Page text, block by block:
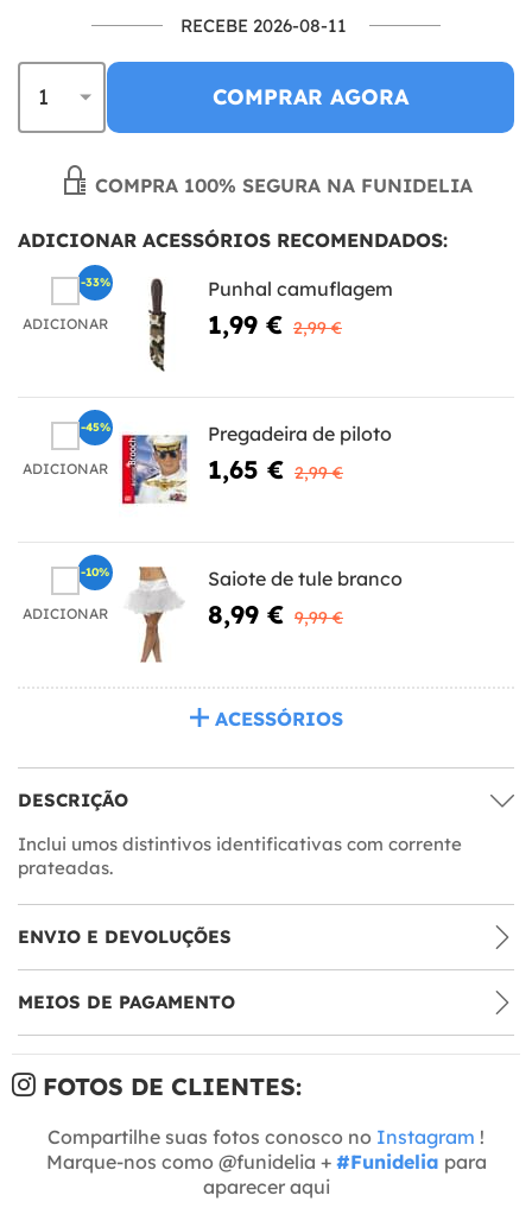
RECEBE 2026-08-11
COMPRAR AGORA
COMPRA 100% SEGURA NA FUNIDELIA
ADICIONAR ACESSÓRIOS RECOMENDADOS:
ADICIONAR
Punhal camuflagem
1,99 € 2,99 €
-33%
ADICIONAR
Pregadeira de piloto
1,65 € 2,99 €
-45%
ADICIONAR
Saiote de tule branco
8,99 € 9,99 €
-10%
ACESSÓRIOS
DESCRIÇÃO
Inclui umos distintivos identificativas com corrente
prateadas.
ENVIO E DEVOLUÇÕES
MEIOS DE PAGAMENTO
FOTOS DE CLIENTES:
Compartilhe suas fotos conosco no Instagram !
Marque-nos como @funidelia + #Funidelia para
aparecer aqui